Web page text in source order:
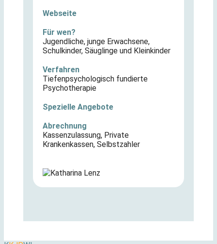
Webseite
Für wen?
Jugendliche, junge Erwachsene,
Schulkinder, Säuglinge und Kleinkinder
Verfahren
Tiefenpsychologisch fundierte
Psychotherapie
Spezielle Angebote
Abrechnung
Kassenzulassung, Private
Krankenkassen, Selbstzahler